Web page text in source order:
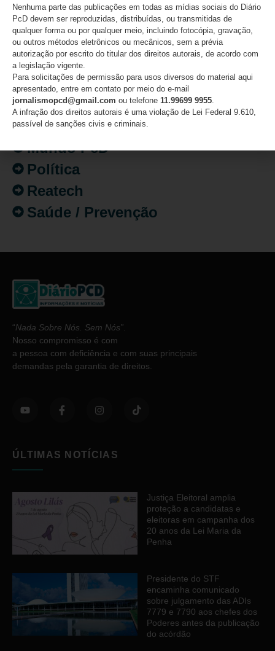
Atualidades
Destaques
Fatos
Inclusão
Isenção de Impostos
Mercado de Trabalho
Mundo PcD
Política
Reatech
Saúde / Prevenção
“Nada Sobre Nós. Sem Nós”
Nosso compromisso é com
a pessoa com deficiência e com suas principais
demandas pela garantia de direitos.
ÚLTIMAS NOTÍCIAS
Justiça Eleitoral amplia
proteção a candidatas e
eleitoras em campanha dos
20 anos da Lei Maria da
Penha
Presidente do STF
encaminha comunicado
sobre julgamento das ADIs
7779 e 7790 aos chefes dos
Poderes antes da publicação
do acórdão
Nenhuma parte das publicações em todas as mídias sociais do Diário
PcD devem ser reproduzidas, distribuídas, ou transmitidas de
qualquer forma ou por qualquer meio, incluindo fotocópia, gravação,
ou outros métodos eletrônicos ou mecânicos, sem a prévia
autorização por escrito do titular dos direitos autorais, de acordo com
a legislação vigente.
Para solicitações de permissão para usos diversos do material aqui
apresentado, entre em contato por meio do e-mail
jornalismopcd@gmail.com ou telefone 11.99699 9955.
A infração dos direitos autorais é uma violação de Lei Federal 9.610,
passível de sanções civis e criminais.